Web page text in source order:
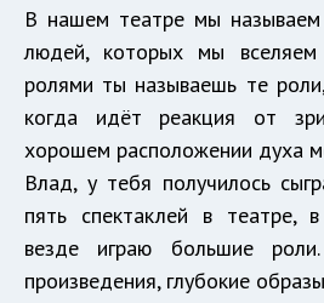
В нашем театре мы
людей, которых мы
ролями ты называешь те
когда идёт реакция от
хорошем расположении духа
Влад, у тебя получилось
пять спектаклей в театре,
везде играю большие
произведения, глубокие